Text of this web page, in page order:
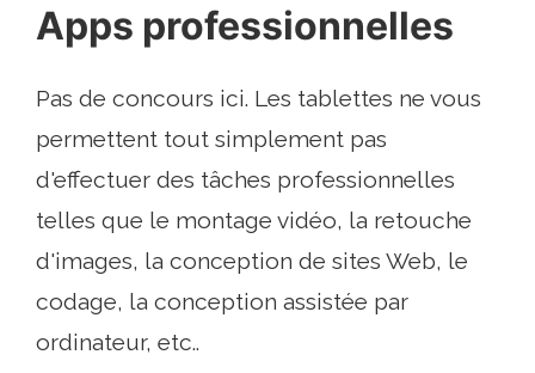
Apps professionnelles
Pas de concours ici. Les tablettes ne vous
permettent tout simplement pas
d'effectuer des tâches professionnelles
telles que le montage vidéo, la retouche
d'images, la conception de sites Web, le
codage, la conception assistée par
ordinateur, etc..